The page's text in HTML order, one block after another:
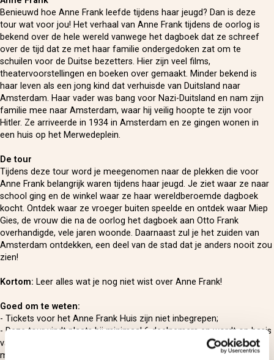
Benieuwd hoe Anne Frank leefde tijdens haar jeugd? Dan is deze
tour wat voor jou! Het verhaal van Anne Frank tijdens de oorlog is
bekend over de hele wereld vanwege het dagboek dat ze schreef
over de tijd dat ze met haar familie ondergedoken zat om te
schuilen voor de Duitse bezetters. Hier zijn veel films,
theatervoorstellingen en boeken over gemaakt. Minder bekend is
haar leven als een jong kind dat verhuisde van Duitsland naar
Amsterdam. Haar vader was bang voor Nazi-Duitsland en nam zijn
familie mee naar Amsterdam, waar hij veilig hoopte te zijn voor
Hitler. Ze arriveerde in 1934 in Amsterdam en ze gingen wonen in
een huis op het Merwedeplein.
De tour
Tijdens deze tour word je meegenomen naar de plekken die voor
Anne Frank belangrijk waren tijdens haar jeugd. Je ziet waar ze naar
school ging en de winkel waar ze haar wereldberoemde dagboek
kocht. Ontdek waar ze vroeger buiten speelde en ontdek waar Miep
Gies, de vrouw die na de oorlog het dagboek aan Otto Frank
overhandigde, vele jaren woonde. Daarnaast zul je het zuiden van
Amsterdam ontdekken, een deel van de stad dat je anders nooit zou
zien!
Kortom: Leer alles wat je nog niet wist over Anne Frank!
Goed om te weten:
- Tickets voor het Anne Frank Huis zijn niet inbegrepen;
- Deze tour vindt plaats bij minimaal 6 deelnemers en wordt op basis
van beschikbaarheid aangeboden op de 3e zaterdag van iedere
maand;